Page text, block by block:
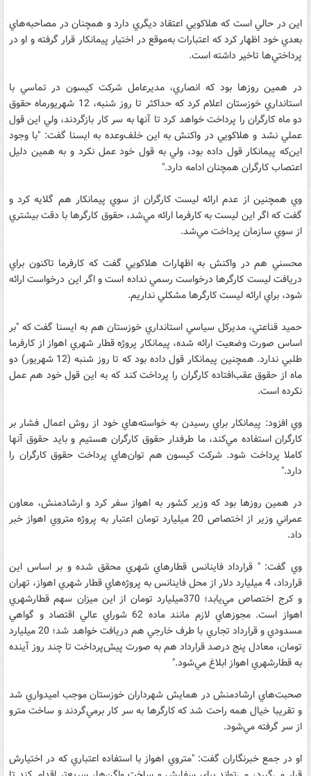
اين در حالي است كه هلاكويي اعتقاد ديگري دارد و همچنان در مصاحبه‌هاي
بعدي خود اظهار كرد كه اعتبارات به‌موقع در اختيار پيمانكار قرار گرفته و او در
پرداختي‌ها تاخير داشته است.
در همين روزها بود كه انصاري، مديرعامل شركت كيسون در تماسي با
استانداري خوزستان اعلام كرد كه حداكثر تا روز شنبه، 12 شهريورماه حقوق
دو ‌ماه كارگران را پرداخت خواهد كرد تا آنها به سر كار بازگردند، ولي اين قول
عملي نشد و هلاكويي در واكنش به اين خلف‌وعده به ايسنا گفت: "با وجود
اين‌كه پيمانكار قول داده بود، ولي به قول خود عمل نكرد و به همين دليل
اعتصاب كارگران همچنان ادامه دارد."
وي همچنين از عدم ارائه ليست كارگران از سوي پيمانكار هم گلايه كرد و
گفت كه اگر اين ليست به كارفرما ارائه مي‌شد، حقوق كارگرها با دقت بيشتري
از سوي سازمان پرداخت مي‌شد.
محسني هم در واكنش به اظهارات هلاكويي گفت كه كارفرما تاكنون براي
دريافت ليست كارگرها درخواست رسمي نداده است و اگر اين درخواست ارائه
شود، براي ارائه ليست كارگرها مشكلي نداريم.
حميد قناعتي، مديركل سياسي استانداري خوزستان هم به ايسنا گفت كه "بر
اساس صورت ‌وضعيت ارائه شده، پيمانكار پروژه قطار شهري اهواز از كارفرما
طلبي ندارد. همچنين پيمانكار قول داده بود كه تا روز شنبه (12 شهريور) دو
ماه از حقوق عقب‌افتاده كارگران را پرداخت كند كه به اين قول خود هم عمل
نكرده است.
وي افزود: پيمانكار براي رسيدن به خواسته‌هاي خود از روش اعمال فشار بر
كارگران استفاده مي‌كند، ما طرفدار حقوق كارگران هستيم و بايد حقوق آنها
كاملا پرداخت شود. شركت كيسون هم توان‌هاي پرداخت حقوق كارگران را
دارد."
در همين روزها بود كه وزير كشور به اهواز سفر كرد و ارشادمنش، معاون
عمراني وزير از اختصاص 20 ميليارد تومان اعتبار به پروژه متروي اهواز خبر
داد.
وي گفت: " قرارداد فاينانس قطارهاي شهري محقق شده و بر اساس اين
قرارداد، 4 ميليارد دلار از محل فاينانس به پروژه‌هاي قطار شهري اهواز، تهران
و کرج اختصاص مي‌يابد؛ 370ميليارد تومان از اين ميزان سهم قطارشهري
اهواز است. مجوزهاي لازم مانند ماده 62 شوراي عالي اقتصاد و گواهي
مسدودي و قرارداد تجاري با طرف خارجي هم دريافت خواهد شد؛ 20 ميليارد
تومان، معادل پنج درصد قرارداد هم به صورت پيش‌پرداخت تا چند روز آينده
به قطارشهري اهواز ابلاغ مي‌شود."
صحبت‌هاي ارشادمنش در همايش شهرداران خوزستان موجب اميدواري شد
و تقريبا خيال همه راحت شد كه كارگرها به سر كار برمي‌گردند و ساخت مترو
از سر گرفته مي‌شود.
او در جمع خبرنگاران گفت: "متروي اهواز با استفاده اعتباري كه در اختيارش